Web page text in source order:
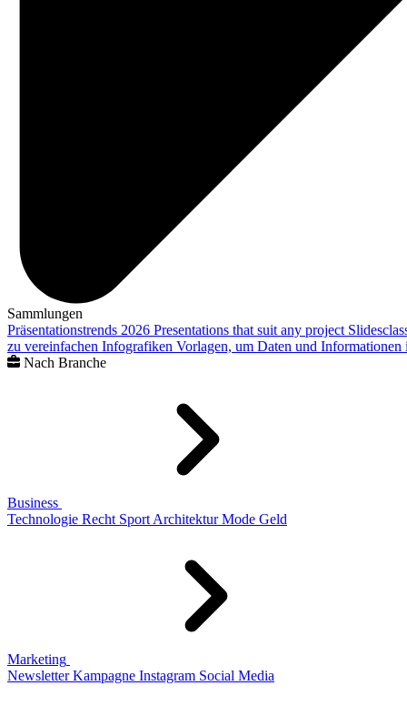
Sammlungen
Präsentationstrends 2026 Presentations that suit any project
zu vereinfachen Infografiken Vorlagen, um Daten und
Nach Branche
Business
Technologie Recht Sport Architektur Mode Geld
Marketing
Newsletter Kampagne Instagram Social Media